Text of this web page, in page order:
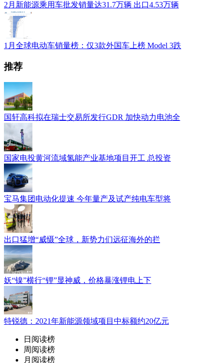
2月新能源乘用车批发销量达31.7万辆 出口4.53万辆
1月全球电动车销量榜：仅3款外国车上榜 Model 3跌
推荐
国轩高科拟在瑞士交易所发行GDR 加快动力电池全
国家电投黄河流域氢能产业基地项目开工 总投资
宝马集团电动化提速 今年量产及试产纯电车型将
出口猛增“威慑”全球，新势力们远征海外的拦
妖“镍”横行“锂”显神威，价格暴涨锂电上下
特锐德：2021年新能源领域项目中标额约20亿元
日阅读榜
周阅读榜
月阅读榜